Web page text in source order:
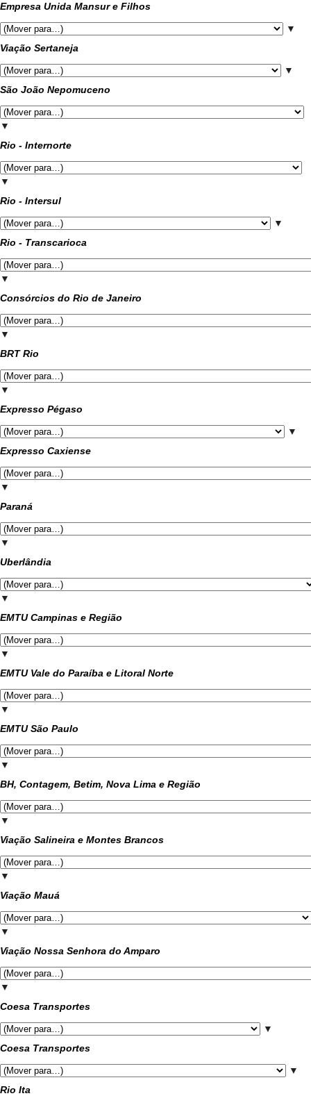
Empresa Unida Mansur e Filhos
▼
Viação Sertaneja
▼
São João Nepomuceno
▼
Rio - Internorte
▼
Rio - Intersul
▼
Rio - Transcarioca
▼
Consórcios do Rio de Janeiro
▼
BRT Rio
▼
Expresso Pégaso
▼
Expresso Caxiense
▼
Paraná
▼
Uberlândia
▼
EMTU Campinas e Região
▼
EMTU Vale do Paraíba e Litoral Norte
▼
EMTU São Paulo
▼
BH, Contagem, Betim, Nova Lima e Região
▼
Viação Salineira e Montes Brancos
▼
Viação Mauá
▼
Viação Nossa Senhora do Amparo
▼
Coesa Transportes
▼
Coesa Transportes
▼
Rio Ita